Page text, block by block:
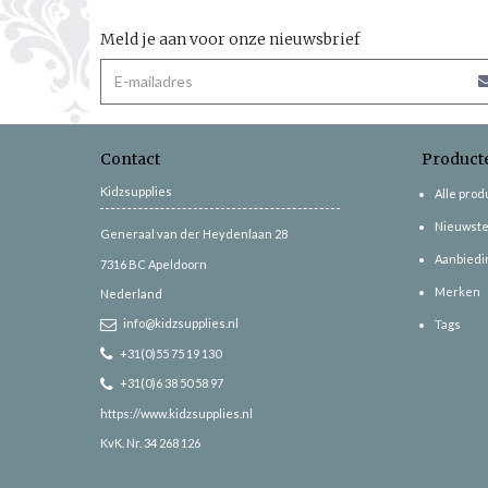
Meld je aan voor onze nieuwsbrief
Contact
Kidzsupplies
Generaal van der Heydenlaan 28
7316 BC Apeldoorn
Nederland
info@kidzsupplies.nl
+31(0)55 75 19 130
+31(0)6 38 50 58 97
https://www.kidzsupplies.nl
KvK. Nr. 34 268 126
Alle
Merken
Tags